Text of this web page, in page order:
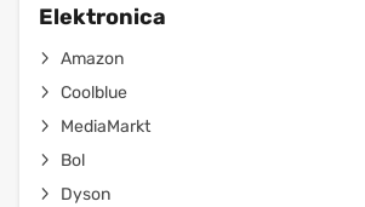
Elektronica
Amazon
Coolblue
MediaMarkt
Bol
Dyson